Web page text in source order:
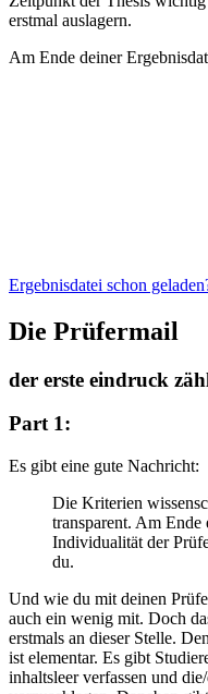
erstmal auslagern.
Am Ende deiner
Ergebnisdatei schon
Die Prüfermail
der erste eindruck
Part 1:
Es gibt eine gute Nachricht:
Die Kriterien
transparent. Am Ende
Individualität der
du.
Und wie du mit deinen
auch ein wenig mit. Doch
erstmals an dieser Stelle.
ist elementar. Es gibt
inhaltsleer verfassen und